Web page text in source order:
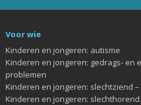
Voor wie
Kinderen en jongeren: autisme
Kinderen en jongeren: gedrags- en
problemen
Kinderen en jongeren: slechtziend –
Kinderen en jongeren: